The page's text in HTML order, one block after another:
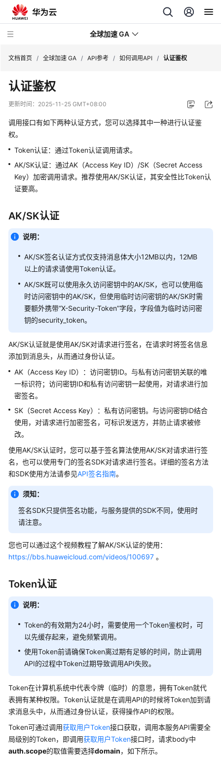
全球加速 GA
最
新
态
品
介
绍
费
说
明
快
门
用
户
指
南
佳
实
践
API
参
使
用
前
必
读
API
概
览
何
调
用
构
造
请
求
认
证
权
返
文档首页 / 全球加速 GA / API参考 / 如何调用API / 认证鉴权
认证鉴权
更新时间： 2025-11-25 GMT+08:00
调用接口有如下两种认证方式，您可以选择其中一种进行认证鉴
权。
Token认证：通过Token认证调用请求。
AK/SK认证：通过AK（Access Key ID）/SK（Secret Access
Key）加密调用请求。推荐使用AK/SK认证，其安全性比Token认
证要高。
AK/SK认证
说明：
AK/SK签名认证方式仅支持消息体大小12MB以内，12MB
以上的请求请使用Token认证。
AK/SK既可以使用永久访问密钥中的AK/SK，也可以使用临
时访问密钥中的AK/SK，但使用临时访问密钥的AK/SK时需
要额外携带“X-Security-Token”字段，字段值为临时访问密
钥的security_token。
AK/SK认证就是使用AK/SK对请求进行签名，在请求时将签名信息
添加到消息头，从而通过身份认证。
AK（Access Key ID）：访问密钥ID。与私有访问密钥关联的唯
一标识符；访问密钥ID和私有访问密钥一起使用，对请求进行加
密签名。
SK（Secret Access Key）：私有访问密钥。与访问密钥ID结合
使用，对请求进行加密签名，可标识发送方，并防止请求被修
改。
使用AK/SK认证时，您可以基于签名算法使用AK/SK对请求进行签
名，也可以使用专门的签名SDK对请求进行签名。详细的签名方法
和SDK使用方法请参见API签名指南。
须知：
签名SDK只提供签名功能，与服务提供的SDK不同，使用时
请注意。
您也可以通过这个视频教程了解AK/SK认证的使用：
https://bbs.huaweicloud.com/videos/100697 。
Token认证
说明：
Token的有效期为24小时，需要使用一个Token鉴权时，可
以先缓存起来，避免频繁调用。
使用Token前请确保Token离过期有足够的时间，防止调用
API的过程中Token过期导致调用API失败。
Token在计算机系统中代表令牌（临时）的意思，拥有Token就代
表拥有某种权限。Token认证就是在调用API的时候将Token加到请
求消息头中，从而通过身份认证，获得操作API的权限。
Token可通过调用获取用户Token接口获取，调用本服务API需要全
局级别的Token，即调用获取用户Token接口时，请求body中
auth.scope的取值需要选择domain，如下所示。